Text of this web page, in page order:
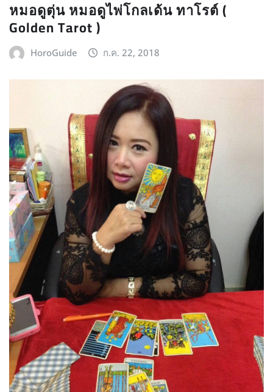
หมอดูตุ่น หมอดูไพ่โกลเด้น ทาโรต์ (
Golden Tarot )
HoroGuide ก.ค. 22, 2018